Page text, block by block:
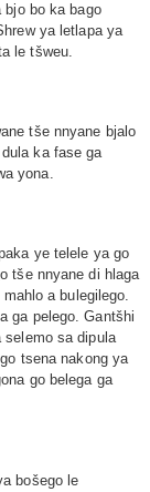
bjo bo ka bago
ya letlapa ya
le tšweu.
tše nnyane bjalo
ka fase ga
yona.
ye telele ya go
tše nnyane di hlaga
a bulegilego.
ga pelego. Gantšhi
selemo sa dipula
tsena nakong ya
go belega ga
bošego le